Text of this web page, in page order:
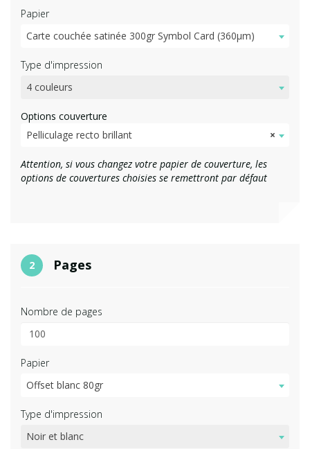
Papier
Carte couchée satinée 300gr Symbol Card (360µm)
Type d'impression
4 couleurs
Options couverture
×
Pelliculage recto brillant
Attention, si vous changez votre papier de couverture, les
options de couvertures choisies se remettront par défaut
2 Pages
Nombre de pages
Papier
Offset blanc 80gr
Type d'impression
Noir et blanc